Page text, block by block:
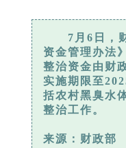
7月6日，
资金管理办法
整治资金由财
实施期限至
括农村黑臭水
整治工作。
来源：财政部